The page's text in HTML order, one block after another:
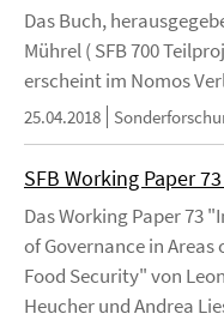
Das Buch,
Mührel ( SFB 700
erscheint im Nomos
25.04.2018
SFB Working Paper
Das Working Paper 73
of Governance in
Food Security" von
Heucher und Andrea